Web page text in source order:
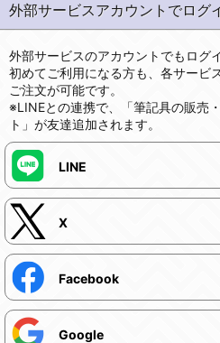
外部サービスアカウントでログ
外部サービスのアカウントでもログ
初めてご利用になる方も、各サービ
ご注文が可能です。
※LINEとの連携で、「筆記具の販売
ト」が友達追加されます。
LINE
X
Facebook
Google